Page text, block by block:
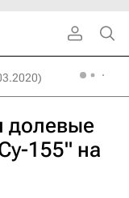
долевые
155" на